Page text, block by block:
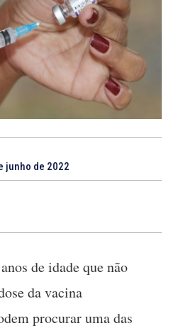
junho de 2022
de idade que não
da vacina
procurar uma das